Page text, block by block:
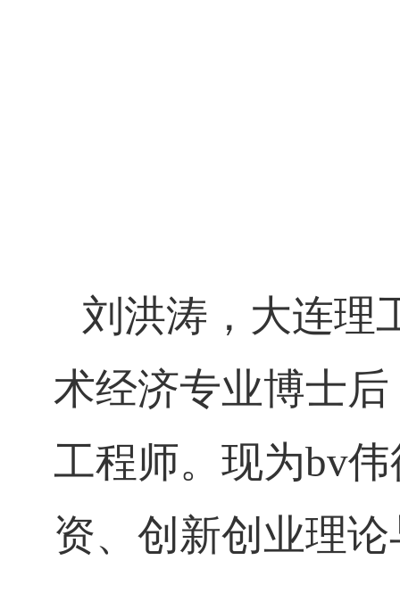
刘洪涛，大连理
术经济专业博士
工程师。现为bv
资、创新创业理